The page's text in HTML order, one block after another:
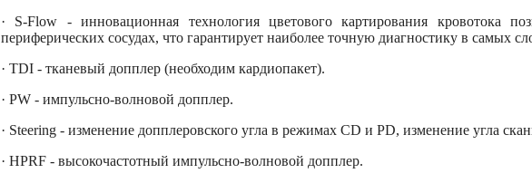
· S-Flow - инновационная технология цветового картирования кровотока
периферических сосудах, что гарантирует наиболее точную диагностику в самых
· TDI - тканевый допплер (необходим кардиопакет).
· PW - импульсно-волновой допплер.
· Steering - изменение допплеровского угла в режимах CD и PD, изменение угла
· HPRF - высокочастотный импульсно-волновой допплер.